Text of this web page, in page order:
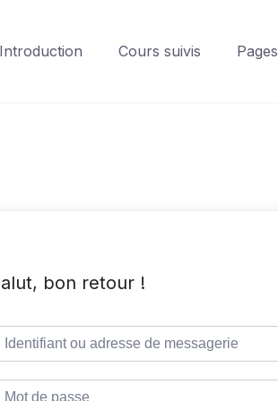
Introduction Cours suivis Pages
bon retour !